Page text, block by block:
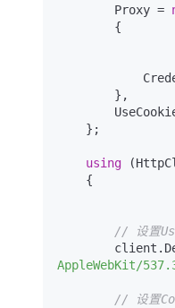
        Proxy =
using
// 设置
AppleWebKit/
// 设置